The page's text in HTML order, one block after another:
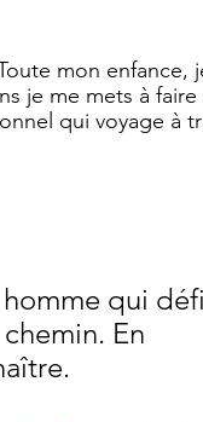
mon enfance,
je me mets à faire
qui voyage à
qui
En